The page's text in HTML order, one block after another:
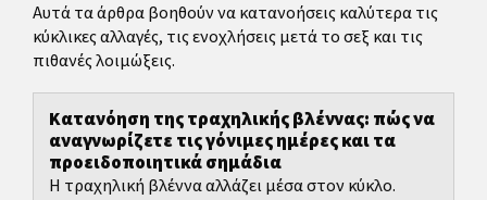
Αυτά τα άρθρα βοηθούν να κατανοήσεις καλύτερα τις
κύκλικες αλλαγές, τις ενοχλήσεις μετά το σεξ και τις
πιθανές λοιμώξεις.
Κατανόηση της τραχηλικής βλέννας: πώς να
αναγνωρίζετε τις γόνιμες ημέρες και τα
προειδοποιητικά σημάδια
Η τραχηλική βλέννα αλλάζει μέσα στον κύκλο.